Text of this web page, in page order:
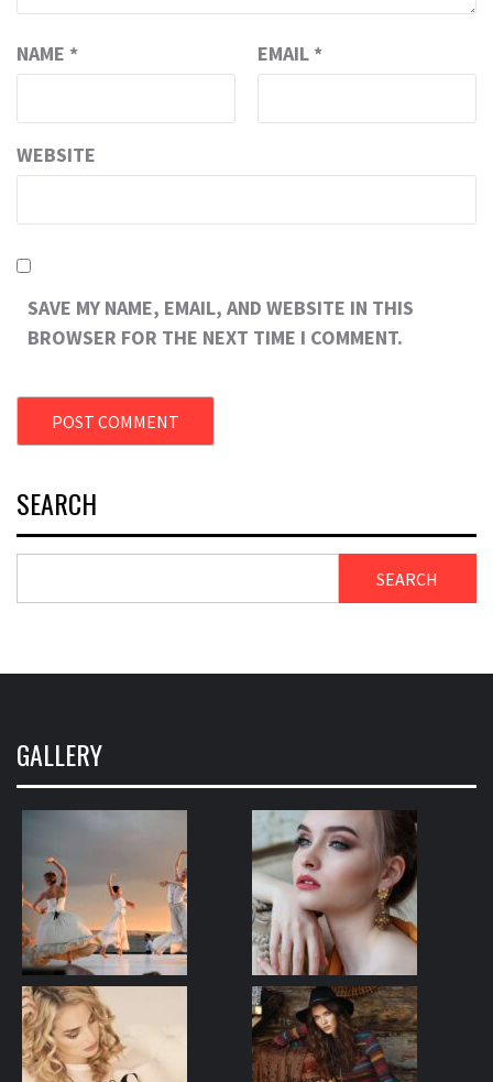
NAME * EMAIL *
WEBSITE
SAVE MY NAME, EMAIL, AND WEBSITE IN THIS
BROWSER FOR THE NEXT TIME I COMMENT.
SEARCH
SEARCH
GALLERY